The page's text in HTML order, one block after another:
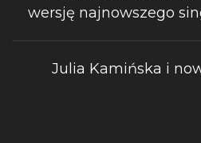
wpisu
wersję najnowszego
Julia Kamińska i